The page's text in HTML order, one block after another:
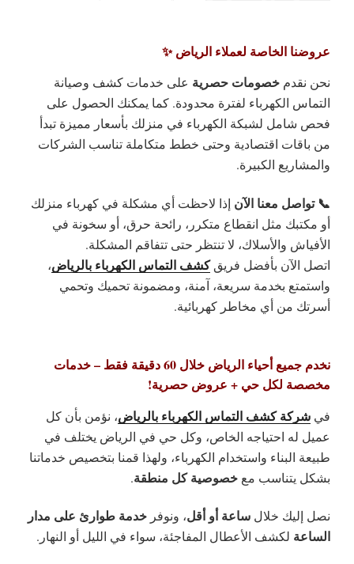
عروضنا الخاصة لعملاء الرياض ✨
نحن نقدم خصومات حصرية على خدمات كشف وصيانة
التماس الكهرباء لفترة محدودة. كما يمكنك الحصول على
فحص شامل لشبكة الكهرباء في منزلك بأسعار مميزة تبدأ
من باقات اقتصادية وحتى خطط متكاملة تناسب الشركات
والمشاريع الكبيرة.
📞 تواصل معنا الآن إذا لاحظت أي مشكلة في كهرباء منزلك
أو مكتبك مثل انقطاع متكرر، رائحة حرق، أو سخونة في
الأفياش والأسلاك، لا تنتظر حتى تتفاقم المشكلة.
اتصل الآن بأفضل فريقكشف التماس الكهرباء بالرياض،
واستمتع بخدمة سريعة، آمنة، ومضمونة تحميك وتحمي
أسرتك من أي مخاطر كهربائية.
نخدم جميع أحياء الرياض خلال 60 دقيقة فقط – خدمات
مخصصة لكل حي + عروض حصرية!
في شركة كشف التماس الكهرباء بالرياض، نؤمن بأن كل
عميل له احتياجه الخاص، وكل حي في الرياض يختلف في
طبيعة البناء واستخدام الكهرباء، ولهذا قمنا بتخصيص خدماتنا
بشكل يتناسب مع خصوصية كل منطقة.
نصل إليك خلال ساعة أو أقل، ونوفر خدمة طوارئ على مدار
الساعة لكشف الأعطال المفاجئة، سواء في الليل أو النهار.